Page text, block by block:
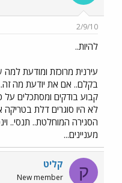
2/9/10
להיות..
עירנית מרוכזת ומודעת
בקלם..‏ אם את יודעת מה
קבוע בודקים ומסתכלים על
לא היו סוגרים דלת
הסגירה המוחלטת..‏ תנסי..‏
מעניינים...
ק קליט
New member